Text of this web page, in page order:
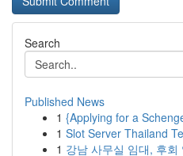
Search
Published News
1 {Applying for a
1 Slot Server Thailand
1 강남 사무실 임대, 후